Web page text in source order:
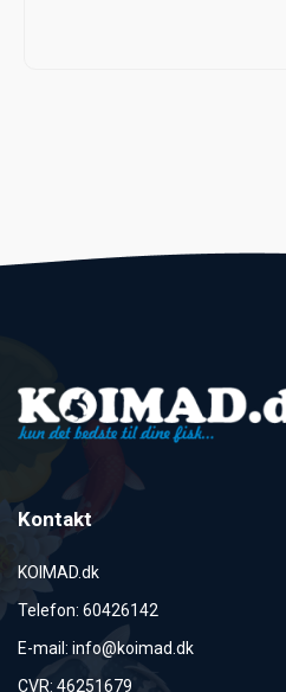
Kontakt
KOIMAD.dk
Telefon: 60426142
E-mail : info@koimad.dk
CVR: 46251679